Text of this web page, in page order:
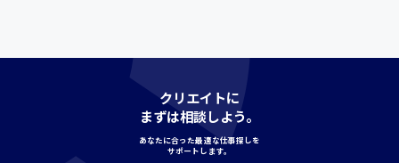
クリエイトに
まずは相談しよう。
あなたに合った最適な仕事探しを
サポートします。